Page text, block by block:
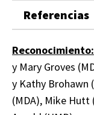
Referencias
Reconocimiento:
y Mary Groves
y Kathy Brohawn
(MDA), Mike Hutt